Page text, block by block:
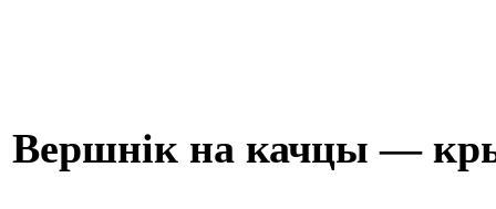
Вершнiк на качцы —